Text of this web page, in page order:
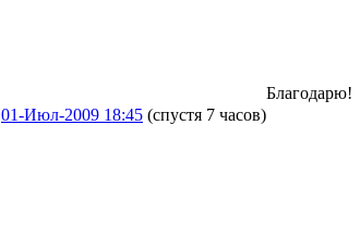
01-Июл-2009 18:45 (спустя 7 часов)
Благодарю!